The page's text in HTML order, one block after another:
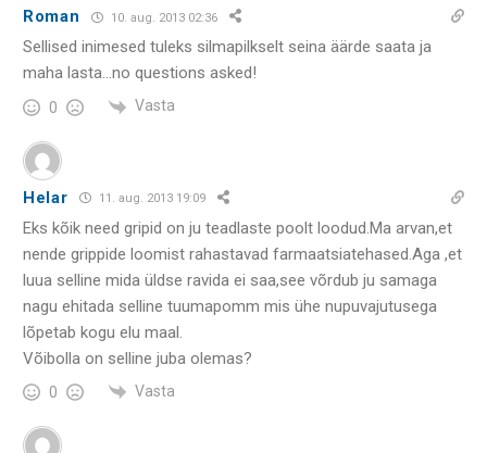
Roman 10. aug. 2013 02:36
Sellised inimesed tuleks silmapilkselt seina äärde saata ja
maha lasta…no questions asked!
0 Vasta
Helar 11. aug. 2013 19:09
Eks kõik need gripid on ju teadlaste poolt loodud.Ma arvan,et
nende grippide loomist rahastavad farmaatsiatehased.Aga ,et
luua selline mida üldse ravida ei saa,see võrdub ju samaga
nagu ehitada selline tuumapomm mis ühe nupuvajutusega
lõpetab kogu elu maal.
Võibolla on selline juba olemas?
0 Vasta